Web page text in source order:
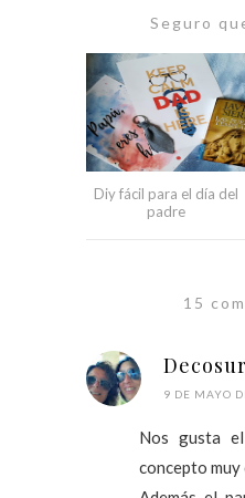
Seguro
Diy fácil para el día del
padre
15
9 DE MAYO
Nos gusta
concepto